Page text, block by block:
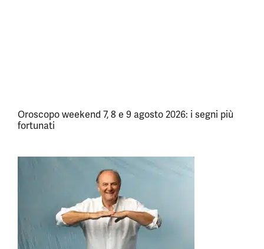
Oroscopo weekend 7, 8 e 9 agosto 2026: i segni più
fortunati